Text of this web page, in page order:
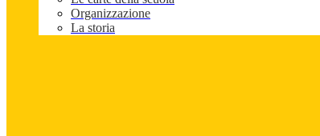
Organizzazione
La storia